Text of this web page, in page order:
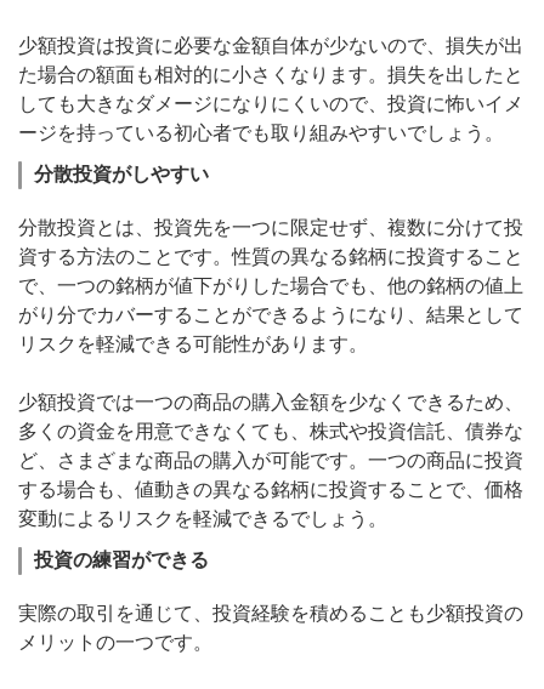
少額投資は投資に必要な金額自体が少ないので、損失が出
た場合の額面も相対的に小さくなります。損失を出したと
しても大きなダメージになりにくいので、投資に怖いイメ
ージを持っている初心者でも取り組みやすいでしょう。
分散投資がしやすい
分散投資とは、投資先を一つに限定せず、複数に分けて投
資する方法のことです。性質の異なる銘柄に投資すること
で、一つの銘柄が値下がりした場合でも、他の銘柄の値上
がり分でカバーすることができるようになり、結果として
リスクを軽減できる可能性があります。
少額投資では一つの商品の購入金額を少なくできるため、
多くの資金を用意できなくても、株式や投資信託、債券な
ど、さまざまな商品の購入が可能です。一つの商品に投資
する場合も、値動きの異なる銘柄に投資することで、価格
変動によるリスクを軽減できるでしょう。
投資の練習ができる
実際の取引を通じて、投資経験を積めることも少額投資の
メリットの一つです。